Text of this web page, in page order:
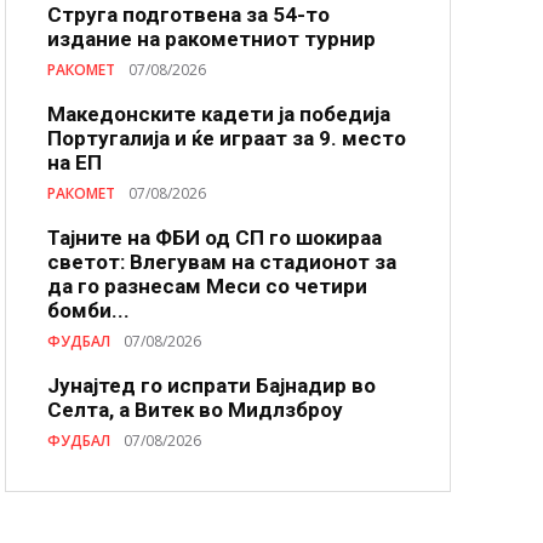
Струга подготвена за 54-то
издание на ракометниот турнир
РАКОМЕТ 07/08/2026
Македонските кадети ја победија
Португалија и ќе играат за 9. место
на ЕП
РАКОМЕТ 07/08/2026
Тајните на ФБИ од СП го шокираа
светот: Влегувам на стадионот за
да го разнесам Меси со четири
бомби...
ФУДБАЛ 07/08/2026
Јунајтед го испрати Бајнадир во
Селта, а Витек во Мидлзброу
ФУДБАЛ 07/08/2026